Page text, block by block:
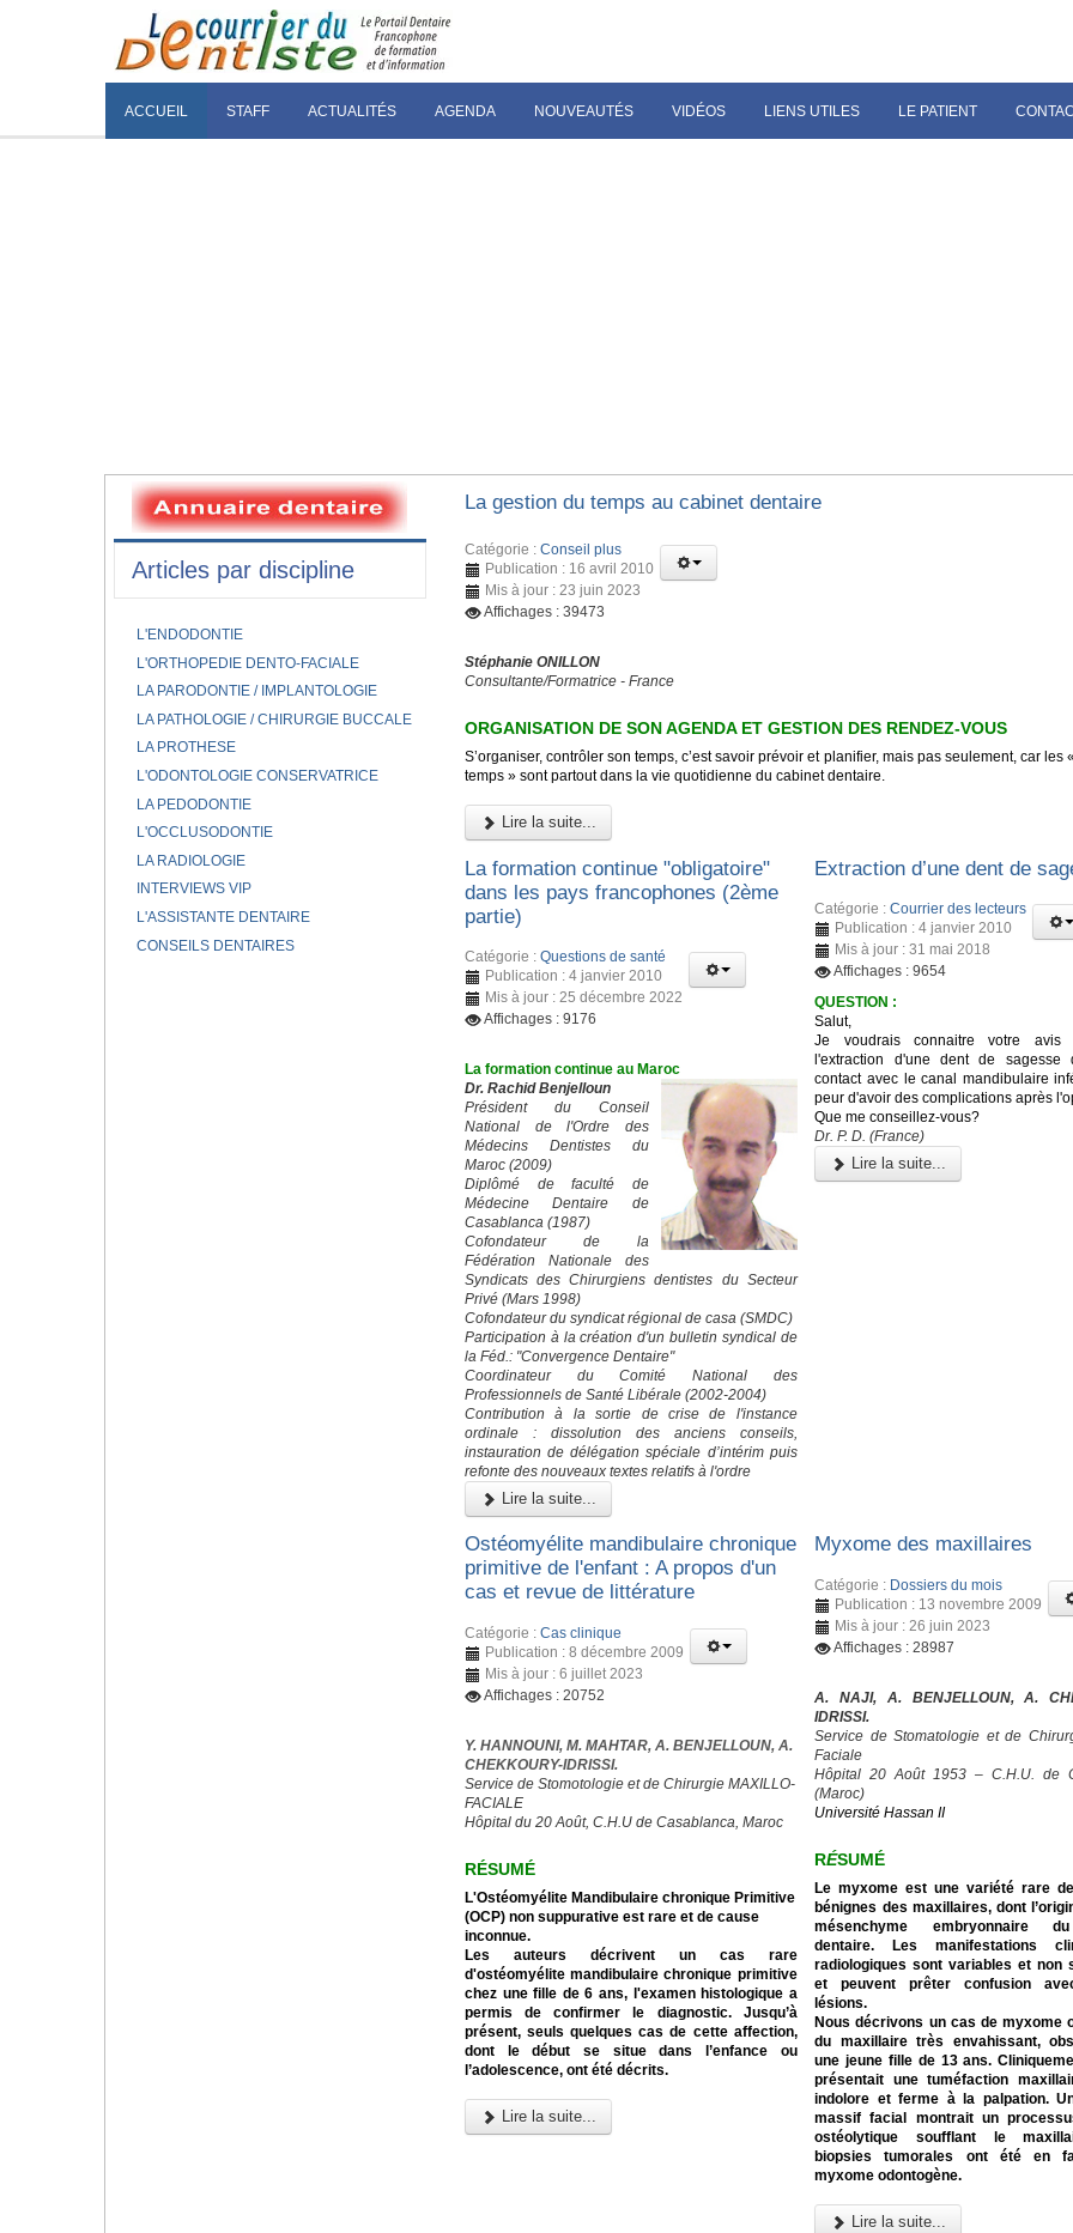
ACCUEIL STAFF ACTUALITÉS AGENDA NOUVEAUTÉS VIDÉOS LIENS UTILES LE PATIENT
La gestion du temps au cabinet dentaire
Catégorie : Conseil plus
Publication : 16 avril 2010
Mis à jour : 23 juin 2023
Affichages : 39473
Stéphanie ONILLON
Consultante/Formatrice - France
ORGANISATION DE SON AGENDA ET GESTION DES RENDEZ-VOUS
S’organiser, contrôler son temps, c’est savoir prévoir et planifier, mais pas seulement, car les
temps » sont partout dans la vie quotidienne du cabinet dentaire.
Lire la suite...
La formation continue "obligatoire"
dans les pays francophones (2ème
partie)
Catégorie : Questions de santé
Publication : 4 janvier 2010
Mis à jour : 25 décembre 2022
Affichages : 9176
La formation continue au Maroc
Dr. Rachid Benjelloun
Président du Conseil
National de l'Ordre des
Médecins Dentistes du
Maroc (2009)
Diplômé de faculté de
Médecine Dentaire de
Casablanca (1987)
Cofondateur de la
Fédération Nationale des
Syndicats des Chirurgiens dentistes du Secteur
Privé (Mars 1998)
Cofondateur du syndicat régional de casa (SMDC)
Participation à la création d'un bulletin syndical de
la Féd.: "Convergence Dentaire"
Coordinateur du Comité National des
Professionnels de Santé Libérale (2002-2004)
Contribution à la sortie de crise de l'instance
ordinale : dissolution des anciens conseils,
instauration de délégation spéciale d’intérim puis
refonte des nouveaux textes relatifs à l'ordre
Lire la suite...
Extraction d’une dent de
Catégorie :Courrier des lecteurs
Publication : 4 janvier 2010
Mis à jour : 31 mai 2018
Affichages : 9654
QUESTION :
Salut,
Je voudrais connaitre votre avis
l'extraction d'une dent de
contact avec le canal mandibulaire
peur d'avoir des complications après
Que me conseillez-vous?
Dr. P. D. (France)
Lire la suite...
Ostéomyélite mandibulaire chronique
primitive de l'enfant : A propos d'un
cas et revue de littérature
Catégorie : Cas clinique
Publication : 8 décembre 2009
Mis à jour : 6 juillet 2023
Affichages : 20752
Y. HANNOUNI, M. MAHTAR, A. BENJELLOUN, A.
CHEKKOURY-IDRISSI.
Service de Stomotologie et de Chirurgie MAXILLO-
FACIALE
Hôpital du 20 Août, C.H.U de Casablanca, Maroc
RÉSUMÉ
L'Ostéomyélite Mandibulaire chronique Primitive
(OCP) non suppurative est rare et de cause
inconnue.
Les auteurs décrivent un cas rare
d'ostéomyélite mandibulaire chronique primitive
chez une fille de 6 ans, l'examen histologique a
permis de confirmer le diagnostic.Jusqu’à
présent, seuls quelques cas de cette affection,
dont le début se situe dans l’enfance ou
l’adolescence, ont été décrits.
Lire la suite...
Myxome des maxillaires
Catégorie : Dossiers du mois
Publication : 13 novembre 2009
Mis à jour : 26 juin 2023
Affichages : 28987
A. NAJI, A. BENJELLOUN, A.
IDRISSI.
Service de Stomatologie et de
Faciale
Hôpital 20 Août 1953 – C.H.U. de
(Maroc)
Université Hassan II
RÉSUMÉ
Le myxome est une variété rare
bénignes des maxillaires, dont
mésenchyme embryonnaire
dentaire. Les manifestations
radiologiques sont variables et non
et peuvent prêter confusion
lésions.
Nous décrivons un cas de myxome
du maxillaire très envahissant,
une jeune fille de 13 ans.
présentait une tuméfaction
indolore et ferme à la palpation.
massif facial montrait un
ostéolytique soufflant le
biopsies tumorales ont été en
myxome odontogène.
Lire la suite...
Articles par discipline
L'ENDODONTIE
L'ORTHOPEDIE DENTO-FACIALE
LA PARODONTIE / IMPLANTOLOGIE
LA PATHOLOGIE / CHIRURGIE BUCCALE
LA PROTHESE
L'ODONTOLOGIE CONSERVATRICE
LA PEDODONTIE
L'OCCLUSODONTIE
LA RADIOLOGIE
INTERVIEWS VIP
L'ASSISTANTE DENTAIRE
CONSEILS DENTAIRES